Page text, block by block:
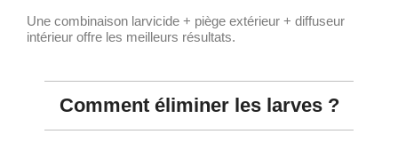
Une combinaison larvicide + piège extérieur + diffuseur
intérieur offre les meilleurs résultats.
Comment éliminer les larves ?